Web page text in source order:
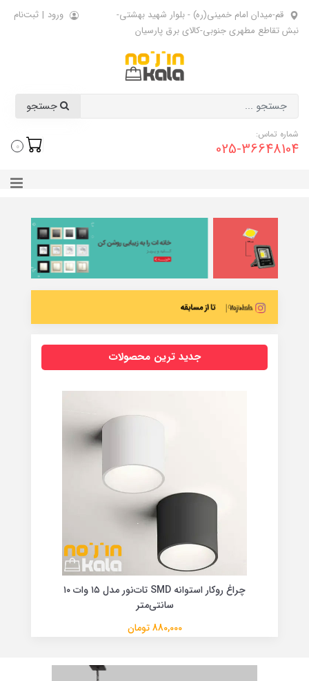
قم-میدان امام خمینی(ره) - بلوار شهید بهشتی-
نبش تقاطع مطهری جنوبی-کالای برق پارسیان
ورود | ثبت‌نام
شماره تماس:
025-36648104
0
جدید ترین محصولات
چراغ روکار استوانه SMD تات‌نور مدل ‍۱۵ وات ۱۰
سانتی‌متر
880,000 تومان